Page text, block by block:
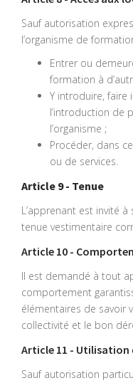
Sauf autorisation
l’organisme de
Entrer ou
formation à
Y introduire, faire
l’introduction de
l’organisme ;
Procéder, dans
ou de services.
Article 9 - Tenue
L’apprenant est invité
tenue vestimentaire
Article 10 -
Il est demandé à tout
comportement
élémentaires de savoir
collectivité et le bon
Article 11 - Utilisation
Sauf autorisation